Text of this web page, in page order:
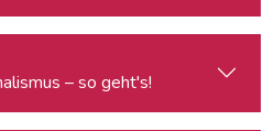
– so geht's!